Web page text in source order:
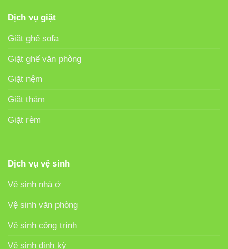
Dịch vụ giặt
Giặt ghế sofa
Giặt ghế văn phòng
Giặt nệm
Giặt thảm
Giặt rèm
Dịch vụ vệ sinh
Vệ sinh nhà ở
Vệ sinh văn phòng
Vệ sinh công trình
Vệ sinh định kỳ